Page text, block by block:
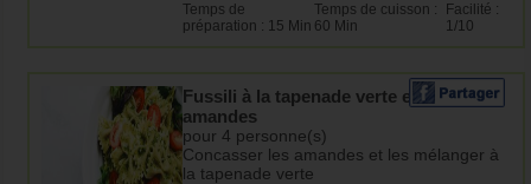
Temps de
préparation : 15 Min
Temps de cuisson :
60 Min
Facilité :
1/10
Fussili à la tapenade verte et aux
amandes
pour 4 personne(s)
Concasser les amandes et les mélanger à
la tapenade verte